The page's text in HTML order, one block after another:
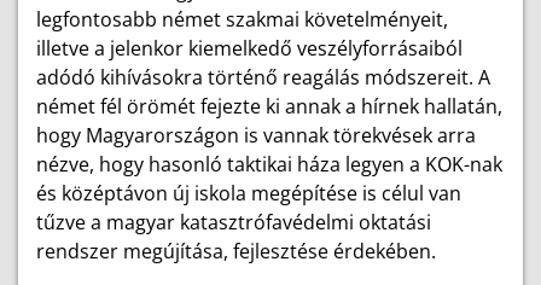
legfontosabb német szakmai követelményeit,
illetve a jelenkor kiemelkedő veszélyforrásaiból
adódó kihívásokra történő reagálás módszereit. A
német fél örömét fejezte ki annak a hírnek hallatán,
hogy Magyarországon is vannak törekvések arra
nézve, hogy hasonló taktikai háza legyen a KOK-nak
és középtávon új iskola megépítése is célul van
tűzve a magyar katasztrófavédelmi oktatási
rendszer megújítása, fejlesztése érdekében.